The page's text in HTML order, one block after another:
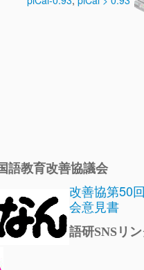
語教育改善協議会
改善協第50
会意見書
語研SNSリ